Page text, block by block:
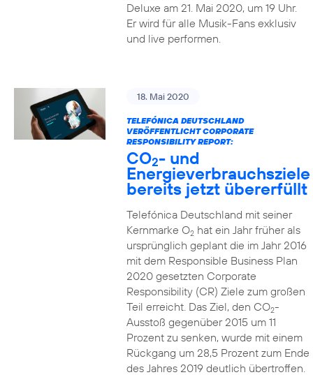
Deluxe am 21. Mai 2020, um 19 Uhr.
Er wird für alle Musik-Fans exklusiv
und live performen.
18. Mai 2020
TELEFÓNICA DEUTSCHLAND
VERÖFFENTLICHT CORPORATE
RESPONSIBILITY REPORT:
CO2- und
Energieverbrauchsziele
bereits jetzt übererfüllt
Telefónica Deutschland mit seiner
Kernmarke O2hat ein Jahr früher als
ursprünglich geplant die im Jahr 2016
mit dem Responsible Business Plan
2020 gesetzten Corporate
Responsibility (CR) Ziele zum großen
Teil erreicht. Das Ziel, den CO2-
Ausstoß gegenüber 2015 um 11
Prozent zu senken, wurde mit einem
Rückgang um 28,5 Prozent zum Ende
des Jahres 2019 deutlich übertroffen.